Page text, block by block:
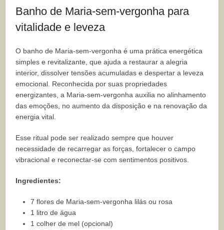
Banho de Maria-sem-vergonha para
vitalidade e leveza
O banho de Maria-sem-vergonha é uma prática energética
simples e revitalizante, que ajuda a restaurar a alegria
interior, dissolver tensões acumuladas e despertar a leveza
emocional. Reconhecida por suas propriedades
energizantes, a Maria-sem-vergonha auxilia no alinhamento
das emoções, no aumento da disposição e na renovação da
energia vital.
Esse ritual pode ser realizado sempre que houver
necessidade de recarregar as forças, fortalecer o campo
vibracional e reconectar-se com sentimentos positivos.
Ingredientes:
7 flores de Maria-sem-vergonha lilás ou rosa
1 litro de água
1 colher de mel (opcional)